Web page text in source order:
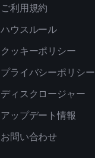
ご利用規約
ハウスルール
クッキーポリシー
プライバシーポリシー
ディスクロージャー
アップデート情報
お問い合わせ